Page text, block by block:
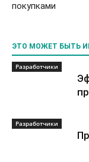
покупками
ЭТО МОЖЕТ БЫТЬ
Разработчики
Разработчики